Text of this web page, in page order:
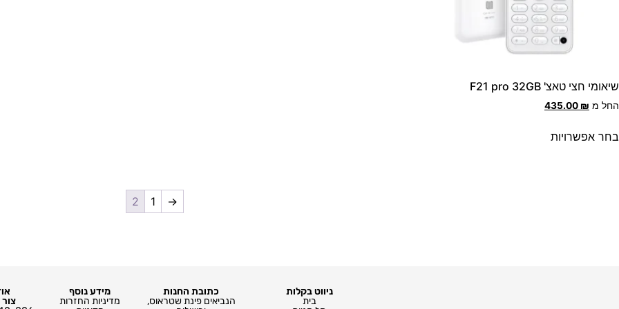
שיאומי חצי טאצ' F21 pro 32GB
החל מ 435.00 ₪
בחר אפשרויות
→
1
2
ניווט בקלות
בית
כתובת החנות
הנביאים פינת שטראוס,
מידע נוסף
מדיניות החזרות